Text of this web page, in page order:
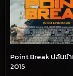
Point Break ปล้นข้
2015